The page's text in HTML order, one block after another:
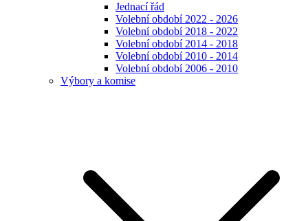
Jednací řád
Volební období 2022 - 2026
Volební období 2018 - 2022
Volební období 2014 - 2018
Volební období 2010 - 2014
Volební období 2006 - 2010
Výbory a komise